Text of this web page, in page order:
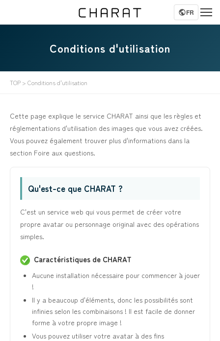
FR
Conditions d'utilisation
TOP > Conditions d'utilisation
Cette page explique le service CHARAT ainsi que les règles et
réglementations d'utilisation des images que vous avez créées.
Vous pouvez également trouver plus d'informations dans la
section Foire aux questions.
Qu'est-ce que CHARAT ?
C'est un service web qui vous permet de créer votre
propre avatar ou personnage original avec des opérations
simples.
Caractéristiques de CHARAT
Aucune installation nécessaire pour commencer à jouer
!
Il y a beaucoup d'éléments, donc les possibilités sont
infinies selon les combinaisons ! Il est facile de donner
forme à votre propre image !
Vous pouvez utiliser votre avatar à des fins